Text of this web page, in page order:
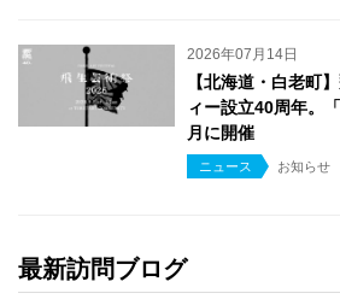
2026年07月14日
【北海道・白老町
ィー設立40周年。
月に開催
ニュース お知らせ
最新訪問ブログ